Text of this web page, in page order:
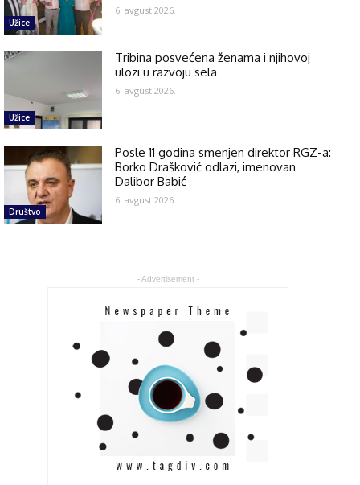
Užice
6. avgust 2026.
Užice
Tribina posvećena ženama i njihovoj
ulozi u razvoju sela
6. avgust 2026.
Društvo
Posle 11 godina smenjen direktor RGZ-a:
Borko Drašković odlazi, imenovan
Dalibor Babić
6. avgust 2026.
- Advertisement -